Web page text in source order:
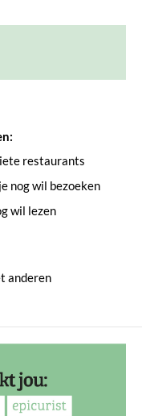
restaurants
nog wil bezoeken
wil lezen
anderen